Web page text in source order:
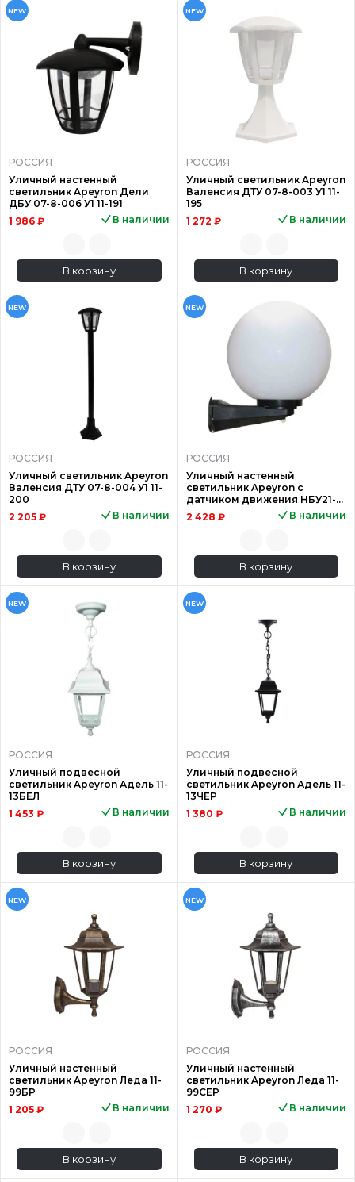
NEW
РОССИЯ
Уличный настенный
светильник Apeyron Дели
ДБУ 07-8-006 У1 11-191
1 986 ₽
В наличии
В корзину
NEW
РОССИЯ
Уличный светильник Apeyron
Валенсия ДТУ 07-8-003 У1 11-
195
1 272 ₽
В наличии
В корзину
NEW
РОССИЯ
Уличный светильник Apeyron
Валенсия ДТУ 07-8-004 У1 11-
200
2 205 ₽
В наличии
В корзину
NEW
РОССИЯ
Уличный настенный
светильник Apeyron с
датчиком движения НБУ21-
60-201
2 428 ₽ В наличии
В корзину
NEW
РОССИЯ
Уличный подвесной
светильник Apeyron Адель 11-
13БЕЛ
1 453 ₽
В наличии
В корзину
NEW
РОССИЯ
Уличный подвесной
светильник Apeyron Адель 11-
13ЧЕР
1 380 ₽
В наличии
В корзину
NEW
РОССИЯ
Уличный настенный
светильник Apeyron Леда 11-
99БР
1 205 ₽
В наличии
В корзину
NEW
РОССИЯ
Уличный настенный
светильник Apeyron Леда 11-
99СЕР
1 270 ₽
В наличии
В корзину